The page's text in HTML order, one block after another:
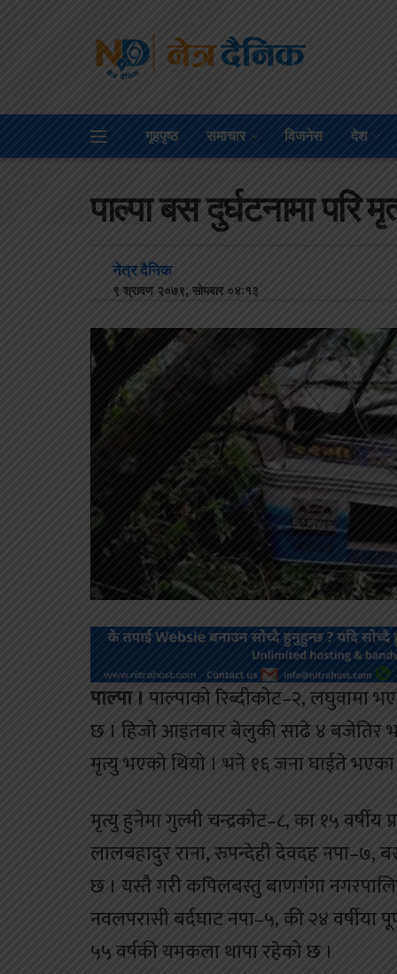
गृहपृष्ठ समाचार विजनेस देश
पाल्पा बस दुर्घटनामा
नेत्र दैनिक
९ श्रावण २०७९, सोमबार ०४:१३
पाल्पा । पाल्पाको रिब्दीकोट–२,
छ । हिजो आइतबार बेलुकी साढे ४ बजेतिर
मृत्यु भएको थियो । भने १६ जना घाईते
मृत्यु हुनेमा गुल्मी चन्द्रकोट–८, का १५
लालबहादुर राना, रुपन्देही देवदह नपा–७,
छ । यस्तै गरी कपिलबस्तु बाणगंगा
नवलपरासी बर्दघाट नपा–५, की २४ वर्षीया
५५ वर्षकी यमकला थापा रहेको छ ।